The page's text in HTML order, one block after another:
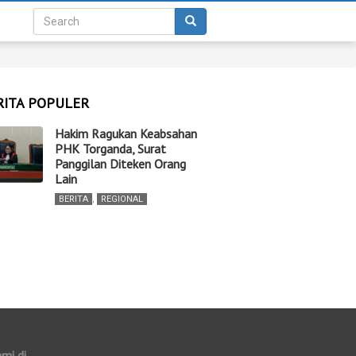
POPULER
Hakim Ragukan Keabsahan
PHK Torganda, Surat
Panggilan Diteken Orang
Lain
BERITA , REGIONAL